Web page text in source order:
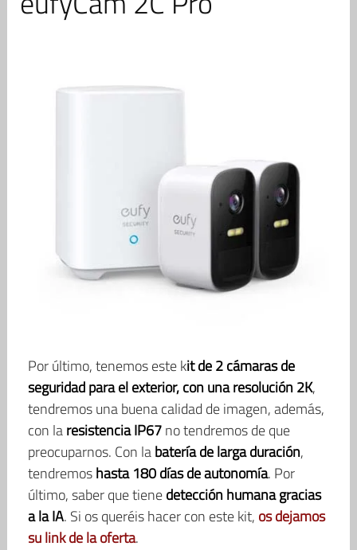
Por último, tenemos este kit de 2 cámaras de
seguridad para el exterior, con una resolución 2K,
tendremos una buena calidad de imagen, además,
con laresistencia IP67no tendremos de que
preocuparnos. Con labatería de larga duración,
tendremoshasta 180 días de autonomía. Por
último, saber que tienedetección humana gracias
a la IA. Si os queréis hacer con este kit, os dejamos
su link de la oferta.